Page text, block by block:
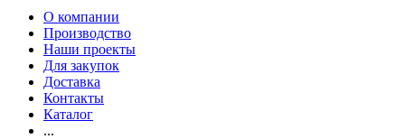
О компании
Производство
Наши проекты
Для закупок
Доставка
Контакты
Каталог
...